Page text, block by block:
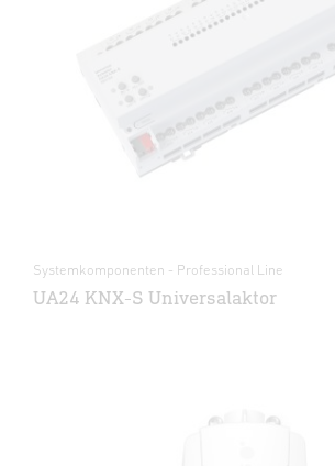
Systemkomponenten - Professional Line
UA24 KNX-S Universalaktor